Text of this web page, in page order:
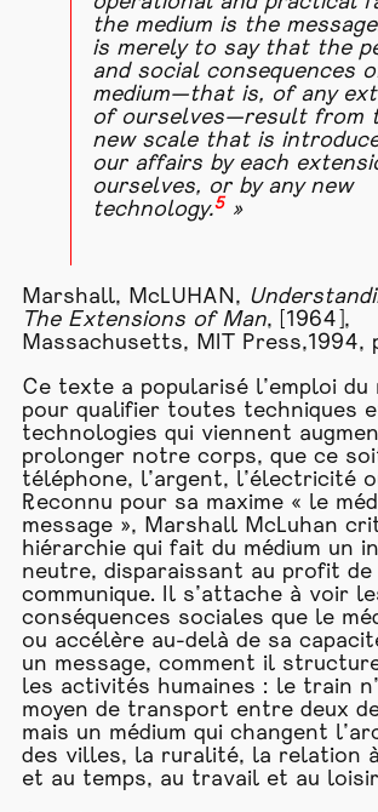
the medium is the
is merely to say that the
and social consequences
medium—that is, of any
of ourselves—result from
new scale that is
our affairs by each
ourselves, or by any new
technology.5»
Marshall, McLUHAN,
The Extensions of Man, [1964],
Massachusetts, MIT Press,1994,
Ce texte a popularisé l’emploi du
pour qualifier toutes techniques
technologies qui viennent
prolonger notre corps, que ce
téléphone, l’argent, l’électricité
Reconnu pour sa maxime « le
message », Marshall McLuhan
hiérarchie qui fait du médium un
neutre, disparaissant au profit de
communique. Il s’attache à voir
conséquences sociales que le
ou accélère au-delà de sa
un message, comment il
les activités humaines : le train
moyen de transport entre deux
mais un médium qui changent
des villes, la ruralité, la relation
et au temps, au travail et au